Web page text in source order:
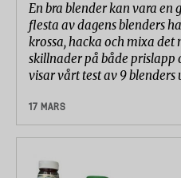
En bra blender kan vara en
flesta av dagens blenders
krossa, hacka och mixa det
skillnader på både
visar vårt test av 9 blenders
17 MARS